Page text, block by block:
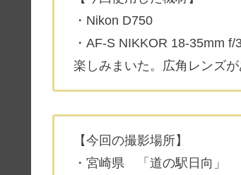
・Nikon D750
・ AF-S NIKKOR 18-35mm f/
楽しみまいた。 広角レンズ
【今回の撮影場所】
・宮崎県 「道の駅日向」